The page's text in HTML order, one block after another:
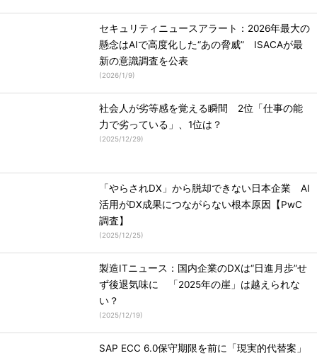
セキュリティニュースアラート：2026年最大の
懸念はAIで高度化した“あの脅威” ISACAが最
新の意識調査を公表
(2026/1/9)
社会人が劣等感を覚える瞬間 2位「仕事の能
力で劣っている」、1位は？
(2025/12/29)
「やらされDX」から脱却できない日本企業 AI
活用がDX成果につながらない根本原因【PwC
調査】
(2025/12/25)
製造ITニュース：国内企業のDXは“日進月歩”せ
ず後退気味に 「2025年の崖」は越えられな
い？
(2025/12/19)
SAP ECC 6.0保守期限を前に「現実的代替案」